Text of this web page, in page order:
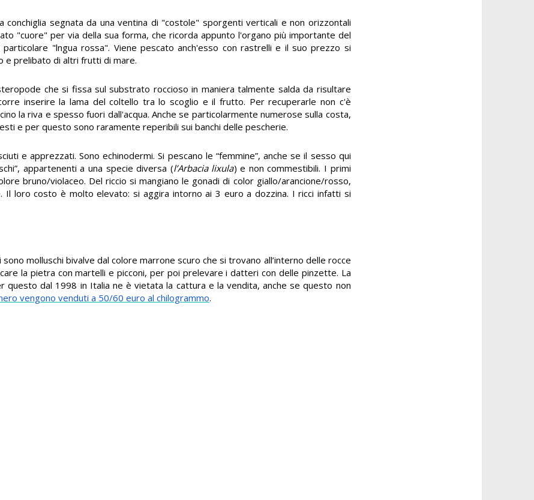
conchiglia segnata da una ventina di "costole" sporgenti verticali e non orizzontali
"cuore" per via della sua forma, che ricorda appunto l'organo più importante del
"lngua rossa". Viene pescato anch'esso con rastrelli e il suo prezzo si
e prelibato di altri frutti di mare.
che si fissa sul substrato roccioso in maniera talmente salda da risultare
inserire la lama del coltello tra lo scoglio e il frutto. Per recuperarle non c'è
la riva e spesso fuori dall'acqua. Anche se particolarmente numerose sulla costa,
e per questo sono raramente reperibili sui banchi delle pescherie.
e apprezzati. Sono echinodermi. Si pescano le “femmine”, anche se il sesso qui
appartenenti a una specie diversa (l’Arbacia lixula) e non commestibili. I primi
bruno/violaceo. Del riccio si mangiano le gonadi di color giallo/arancione/rosso,
Il loro costo è molto elevato: si aggira intorno ai 3 euro a dozzina. I ricci infatti si
molluschi bivalve dal colore marrone scuro che si trovano all’interno delle rocce
la pietra con martelli e picconi, per poi prelevare i datteri con delle pinzette. La
questo dal 1998 in Italia ne è vietata la cattura e la vendita, anche se questo non
vengono venduti a 50/60 euro al chilogrammo.